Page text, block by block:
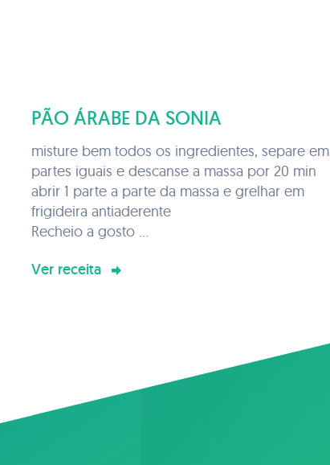
PÃO ÁRABE DA SONIA
misture bem todos os ingredientes, separe em
partes iguais e descanse a massa por 20 min
abrir 1 parte a parte da massa e grelhar em
frigideira antiaderente
Recheio a gosto
Ver receita